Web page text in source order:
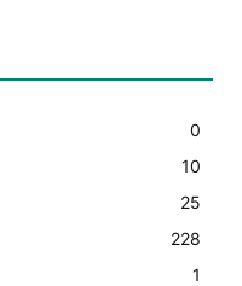
0
10
25
228
1